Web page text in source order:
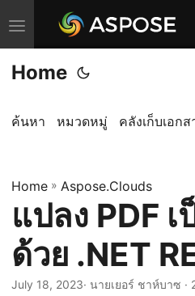
T
o
g
l
a
v
i
g
a
Home
ค้นหา หมวดหมู่ คลังเก็บเอก
Home » Aspose.Clouds
แปลง PDF
ด้วย .NET
July 18, 2023· นายเยอร์ ชาห์บาซ ·